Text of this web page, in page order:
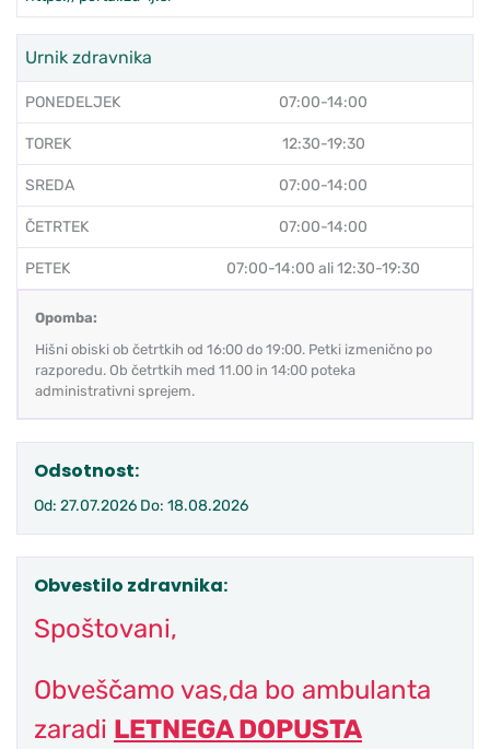
Urnik zdravnika
PONEDELJEK 07:00-14:00
TOREK 12:30-19:30
SREDA 07:00-14:00
ČETRTEK 07:00-14:00
PETEK 07:00-14:00 ali 12:30-19:30
Opomba:
Hišni obiski ob četrtkih od 16:00 do 19:00. Petki izmenično po
razporedu. Ob četrtkih med 11.00 in 14:00 poteka
administrativni sprejem.
Odsotnost:
Od: 27.07.2026 Do: 18.08.2026
Obvestilo zdravnika:
Spoštovani,
Obveščamo vas,da bo ambulanta
zaradi LETNEGA DOPUSTA